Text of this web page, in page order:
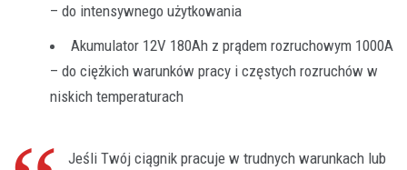
– do intensywnego użytkowania
Akumulator 12V 180Ah z prądem rozruchowym 1000A
– do ciężkich warunków pracy i częstych rozruchów w
niskich temperaturach
Jeśli Twój ciągnik pracuje w trudnych warunkach lub